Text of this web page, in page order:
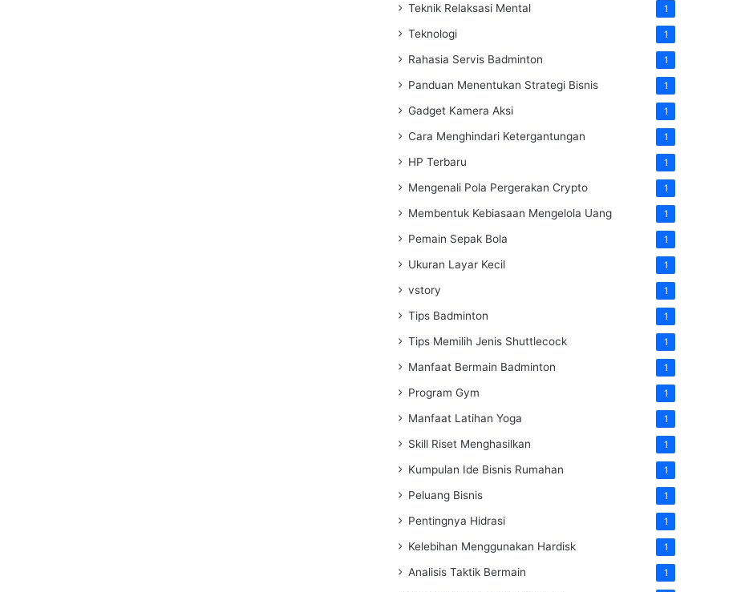
Teknik Relaksasi Mental 1
Teknologi 1
Rahasia Servis Badminton 1
Panduan Menentukan Strategi Bisnis 1
Gadget Kamera Aksi 1
Cara Menghindari Ketergantungan 1
HP Terbaru 1
Mengenali Pola Pergerakan Crypto 1
Membentuk Kebiasaan Mengelola Uang 1
Pemain Sepak Bola 1
Ukuran Layar Kecil 1
vstory 1
Tips Badminton 1
Tips Memilih Jenis Shuttlecock 1
Manfaat Bermain Badminton 1
Program Gym 1
Manfaat Latihan Yoga 1
Skill Riset Menghasilkan 1
Kumpulan Ide Bisnis Rumahan 1
Peluang Bisnis 1
Pentingnya Hidrasi 1
Kelebihan Menggunakan Hardisk 1
Analisis Taktik Bermain 1